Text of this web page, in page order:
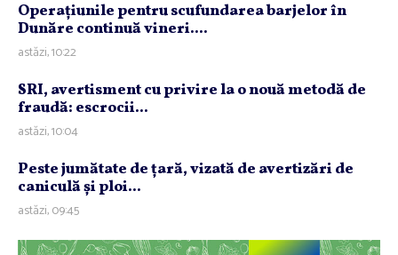
Operaţiunile pentru scufundarea barjelor în
Dunăre continuă vineri....
astăzi, 10:22
SRI, avertisment cu privire la o nouă metodă de
fraudă: escrocii...
astăzi, 10:04
Peste jumătate de ţară, vizată de avertizări de
caniculă şi ploi...
astăzi, 09:45